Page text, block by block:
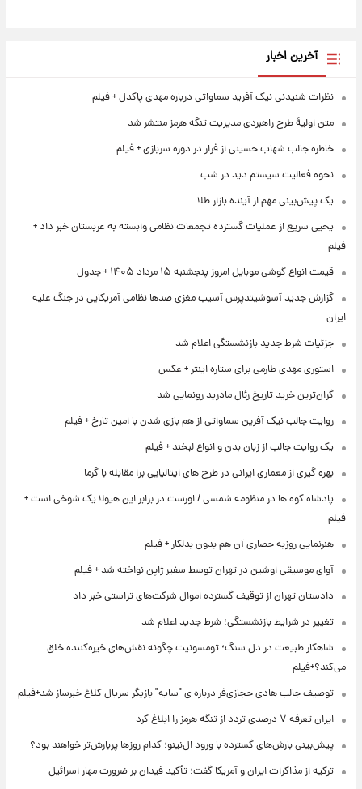
آخرین اخبار
نظرات شنیدنی نیک آفرید سماواتی درباره مهدی پاکدل + فیلم
متن اولیۀ طرح راهبردی مدیریت تنگه هرمز منتشر شد
خاطره جالب شهاب حسینی از فرار در دوره سربازی + فیلم
نحوه فعالیت سیستم دید در شب
یک پیش‌بینی مهم از آینده بازار طلا
یحیی سریع از عملیات گسترده تجمعات نظامی وابسته به عربستان خبر داد +
فیلم
قیمت انواع گوشی موبایل امروز پنجشنبه ۱۵ مرداد ۱۴۰۵ + جدول
گزارش جدید آسوشیتدپرس آسیب مغزی صدها نظامی آمریکایی در جنگ علیه
ایران
جزئیات شرط جدید بازنشستگی اعلام شد
استوری مهدی طارمی برای ستاره اینتر + عکس
گران‌ترین خرید تاریخ رئال مادرید رونمایی شد
روایت جالب نیک آفرین سماواتی از هم بازی شدن با امین تارخ + فیلم
یک روایت جالب از زبان بدن و انواع لبخند + فیلم
بهره گیری از معماری ایرانی در طرح های ایتالیایی برا مقابله با گرما
پادشاه کوه ها در منظومه شمسی / اورست در برابر این هیولا یک شوخی است +
فیلم
هنرنمایی روزبه حصاری آن هم بدون بدلکار + فیلم
آوای موسیقی اوشین در تهران توسط سفیر ژاپن نواخته شد + فیلم
دادستان تهران از توقیف گسترده اموال شرکت‌های تراستی خبر داد
تغییر در شرایط بازنشستگی؛ شرط جدید اعلام شد
شاهکار طبیعت در دل سنگ؛ تومسونیت چگونه نقش‌های خیره‌کننده خلق
می‌کند؟+فیلم
توصیف جالب هادی حجازی‌فر درباره ی "سایه" بازیگر سریال کلاغ خبرساز شد+فیلم
ایران تعرفه ۷ درصدی تردد از تنگه هرمز را ابلاغ کرد
پیش‌بینی بارش‌های گسترده با ورود ال‌نینو؛ کدام روزها پربارش‌تر خواهند بود؟
ترکیه از مذاکرات ایران و آمریکا گفت؛ تأکید فیدان بر ضرورت مهار اسرائیل